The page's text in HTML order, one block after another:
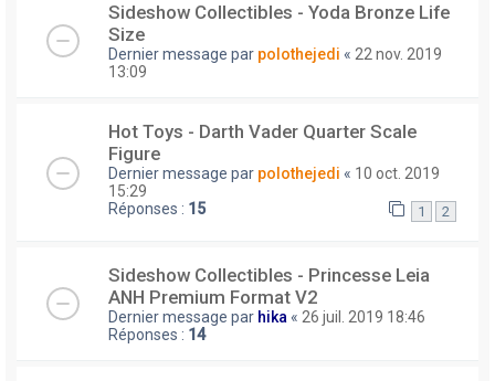
Sideshow Collectibles - Yoda Bronze Life
Size
Dernier message par polothejedi « 22 nov. 2019
13:09
Hot Toys - Darth Vader Quarter Scale
Figure
Dernier message par polothejedi « 10 oct. 2019
15:29
Réponses : 15 1 2
Sideshow Collectibles - Princesse Leia
ANH Premium Format V2
Dernier message par hika « 26 juil. 2019 18:46
Réponses : 14